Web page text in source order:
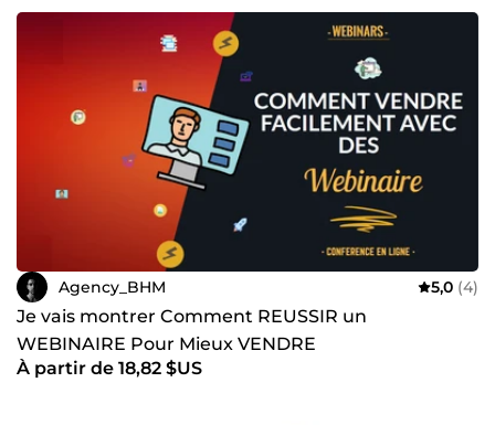
Agency_BHM 5,0 (4)
Je vais montrer Comment REUSSIR un
WEBINAIRE Pour Mieux VENDRE
À partir de 18,82 $US